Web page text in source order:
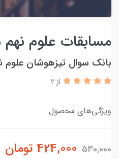
مسابقات علوم نهم
بانک سوال تیزهوشان علوم
از 2
ویژگی‌های محصول
530,000
424,000 تومان